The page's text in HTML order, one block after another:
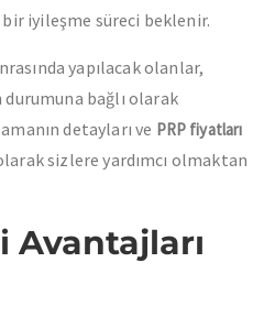
iyileşme süreci beklenir.
yapılacak olanlar,
bağlı olarak
detayları ve PRP fiyatları
sizlere yardımcı olmaktan
Avantajları